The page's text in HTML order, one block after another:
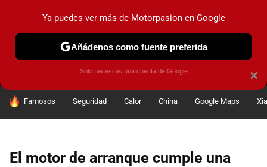
MENÚ NUEVO
COCHES ELÉCTRICOS OBSERVATORIO
HOY SE HABLA DE
Famosos Seguridad Calor China Google Maps
El motor de arranque cumple una
×
Ya puedes ver más de Motorpasion en Google
Añádenos como fuente preferida
Solo necesitas una cuenta de Google